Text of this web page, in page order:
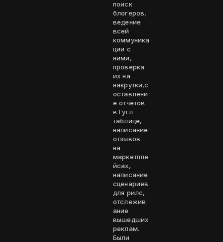
поиск
блогеров,
ведение
всей
коммуника
ции с
ними,
проверка
их на
накрутки,с
оставлени
е отчетов
в Гугл
таблице,
написание
отзывов
на
маркетпле
йсах,
написание
сценариев
для рилс,
отслежив
ание
вышедших
реклам.
Были